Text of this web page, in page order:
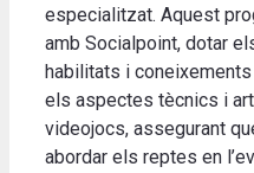
especialitzat. Aquest
amb Socialpoint, dotar
habilitats i
els aspectes tècnics i
videojocs, assegurant
abordar els reptes en